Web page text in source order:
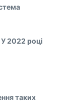
У 2022 році
таких